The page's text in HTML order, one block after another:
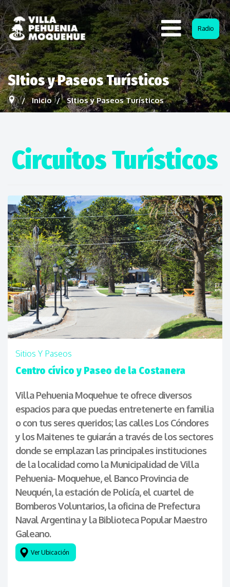
Radio
SItios y Paseos Turísticos
Inicio SItios y Paseos Turísticos
Circuitos Turísticos
Sitios Y Paseos
Centro cívico y Paseo de la Costanera
Villa Pehuenia Moquehue te ofrece diversos
espacios para que puedas entretenerte en familia
o con tus seres queridos; las calles Los Cóndores
y los Maitenes te guiarán a través de los sectores
donde se emplazan las principales instituciones
de la localidad como la Municipalidad de Villa
Pehuenia- Moquehue, el Banco Provincia de
Neuquén, la estación de Policía, el cuartel de
Bomberos Voluntarios, la oficina de Prefectura
Naval Argentina y la Biblioteca Popular Maestro
Galeano.
Ver Ubicación